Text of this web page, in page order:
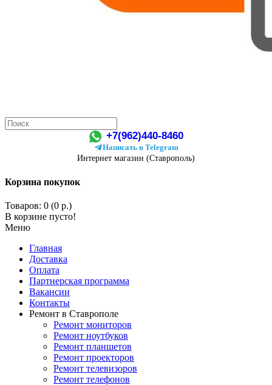
+7(962)440-8460
Написать в Telegram
Интернет магазин (Ставрополь)
Корзина покупок
Товаров: 0 (0 р.)
В корзине пусто!
Меню
Главная
Доставка
Оплата
Партнерская программа
Вакансии
Контакты
Ремонт в Ставрополе
Ремонт мониторов
Ремонт ноутбуков
Ремонт планшетов
Ремонт проекторов
Ремонт телевизоров
Ремонт телефонов